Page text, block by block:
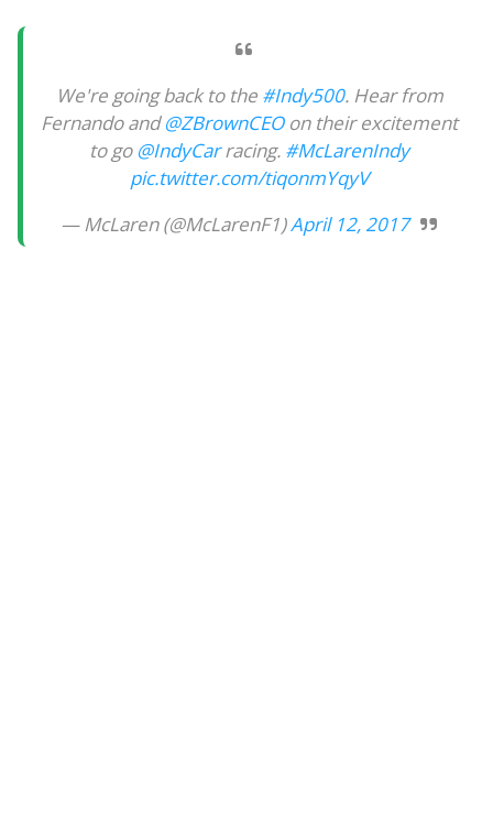
We're going back to the #Indy500. Hear from
Fernando and@ZBrownCEOon their excitement
to go @IndyCarracing. #McLarenIndy
pic.twitter.com/tiqonmYqyV
— McLaren (@McLarenF1)April 12, 2017